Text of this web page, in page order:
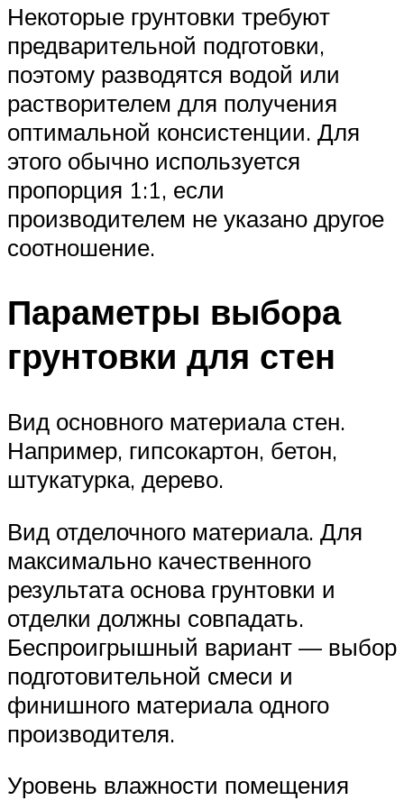
Некоторые грунтовки требуют
предварительной подготовки,
поэтому разводятся водой или
растворителем для получения
оптимальной консистенции. Для
этого обычно используется
пропорция 1:1, если
производителем не указано другое
соотношение.
Параметры выбора
грунтовки для стен
Вид основного материала стен.
Например, гипсокартон, бетон,
штукатурка, дерево.
Вид отделочного материала. Для
максимально качественного
результата основа грунтовки и
отделки должны совпадать.
Беспроигрышный вариант — выбор
подготовительной смеси и
финишного материала одного
производителя.
Уровень влажности помещения